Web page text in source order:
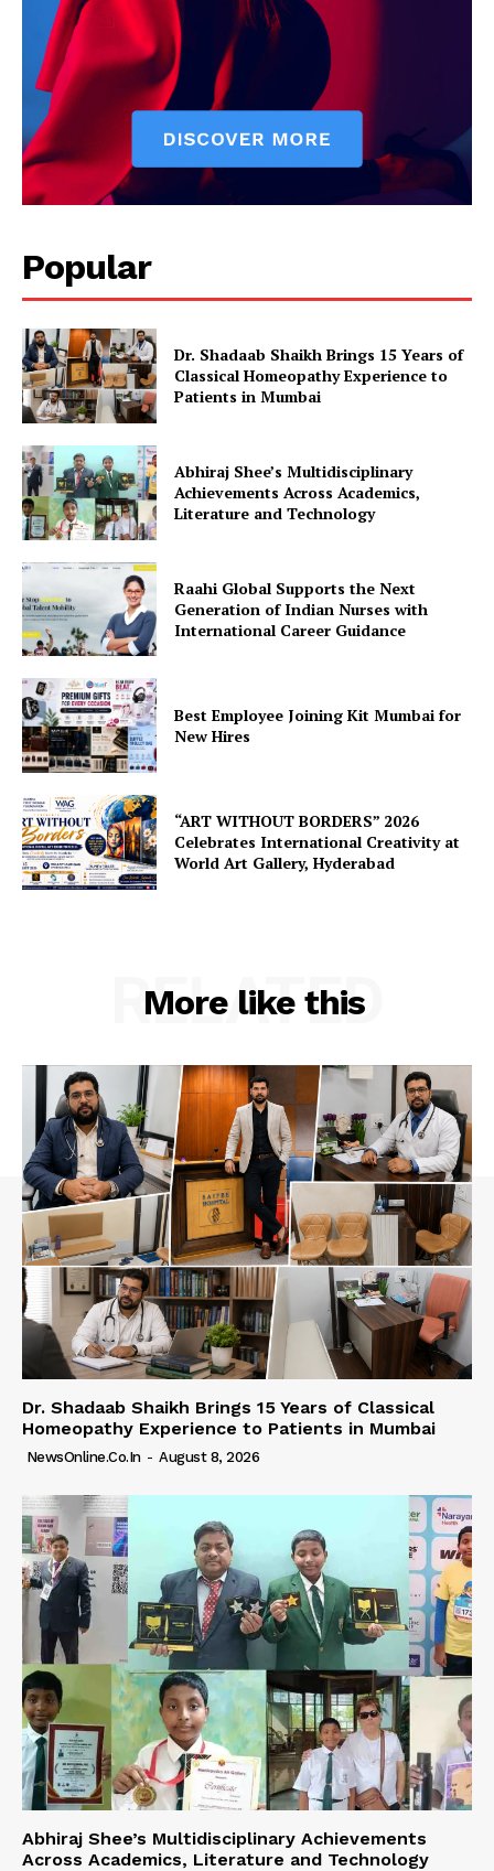
Popular
Dr. Shadaab Shaikh Brings 15 Years of
Classical Homeopathy Experience to
Patients in Mumbai
Abhiraj Shee’s Multidisciplinary
Achievements Across Academics,
Literature and Technology
Raahi Global Supports the Next
Generation of Indian Nurses with
International Career Guidance
Best Employee Joining Kit Mumbai for
New Hires
“ART WITHOUT BORDERS” 2026
Celebrates International Creativity at
World Art Gallery, Hyderabad
More like this
RELATED
Dr. Shadaab Shaikh Brings 15 Years of Classical
Homeopathy Experience to Patients in Mumbai
NewsOnline.co.in - August 8, 2026
Abhiraj Shee’s Multidisciplinary Achievements
Across Academics, Literature and Technology